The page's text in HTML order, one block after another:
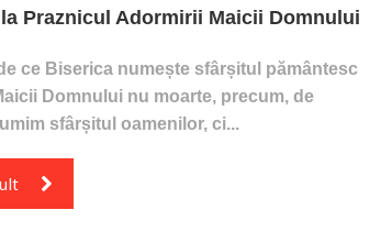
Praznicul Adormirii Maicii Domnului
ce Biserica numește sfârșitul pământesc
Domnului nu moarte, precum, de
sfârșitul oamenilor, ci...